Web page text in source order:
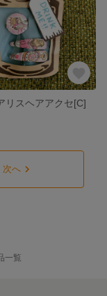
リスヘアアクセ[C]
次へ
一覧